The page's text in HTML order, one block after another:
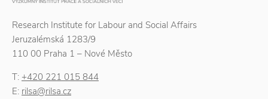
Research Institute for Labour and Social Affairs
Jeruzalémská 1283/9
110 00 Praha 1 – Nové Město
T: +420 221 015 844
E: rilsa@rilsa.cz